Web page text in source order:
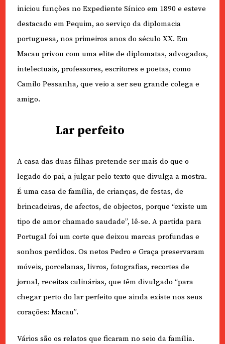
iniciou funções no Expediente Sínico em 1890 e esteve
destacado em Pequim, ao serviço da diplomacia
portuguesa, nos primeiros anos do século XX. Em
Macau privou com uma elite de diplomatas, advogados,
intelectuais, professores, escritores e poetas, como
Camilo Pessanha, que veio a ser seu grande colega e
amigo.
Lar perfeito
A casa das duas filhas pretende ser mais do que o
legado do pai, a julgar pelo texto que divulga a mostra.
É uma casa de família, de crianças, de festas, de
brincadeiras, de afectos, de objectos, porque “existe um
tipo de amor chamado saudade”, lê-se. A partida para
Portugal foi um corte que deixou marcas profundas e
sonhos perdidos. Os netos Pedro e Graça preservaram
móveis, porcelanas, livros, fotografias, recortes de
jornal, receitas culinárias, que têm divulgado “para
chegar perto do lar perfeito que ainda existe nos seus
corações: Macau”.
Vários são os relatos que ficaram no seio da família.